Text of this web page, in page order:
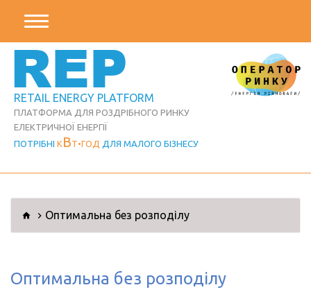
REP
RETAIL ENERGY PLATFORM
ПЛАТФОРМА ДЛЯ РОЗДРІБНОГО РИНКУ
ЕЛЕКТРИЧНОЇ ЕНЕРГІЇ
ПОТРІБНІ К ВТ ГОД ДЛЯ МАЛОГО БІЗНЕСУ
Оптимальна без розподілу
Оптимальна без розподілу